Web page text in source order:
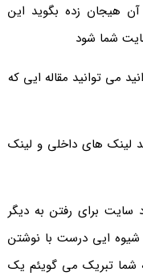
هیجان زده بگوید این
شما شود
می توانید مقاله ایی که
لینک های داخلی و لینک
برای رفتن به دیگر
ایی درست با نوشتن
شما تبریک می گویئم یک